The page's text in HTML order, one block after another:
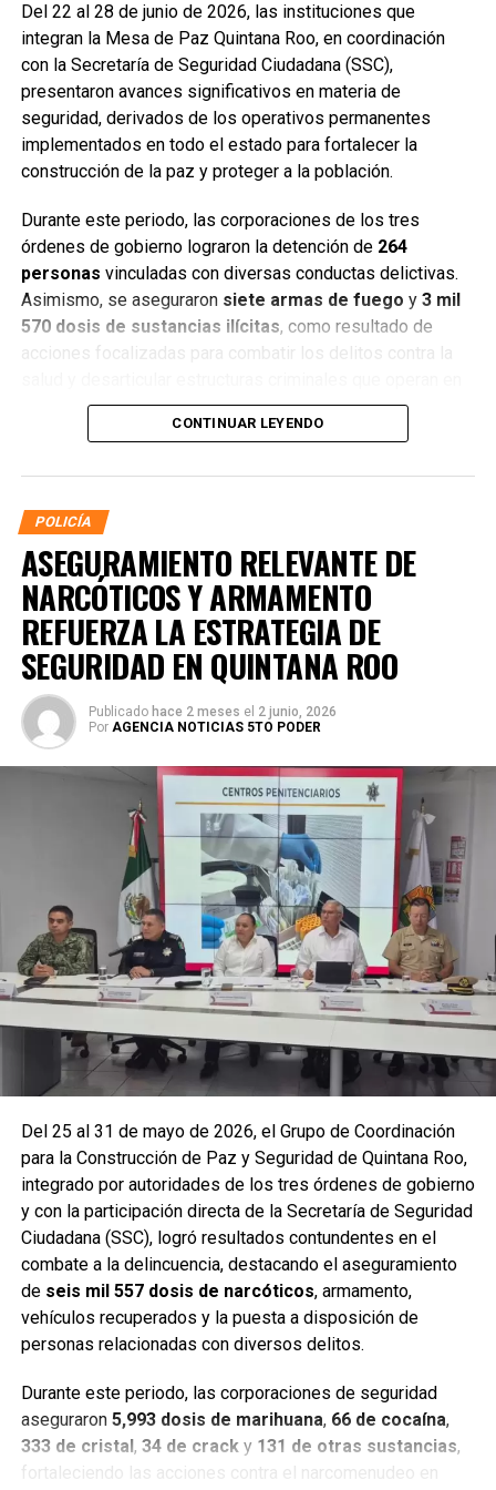
Del 22 al 28 de junio de 2026, las instituciones que
integran la Mesa de Paz Quintana Roo, en coordinación
con la Secretaría de Seguridad Ciudadana (SSC),
presentaron avances significativos en materia de
seguridad, derivados de los operativos permanentes
implementados en todo el estado para fortalecer la
construcción de la paz y proteger a la población.
Durante este periodo, las corporaciones de los tres
órdenes de gobierno lograron la detención de 264
personas vinculadas con diversas conductas delictivas.
Asimismo, se aseguraron siete armas de fuego y 3 mil
570 dosis de sustancias ilícitas, como resultado de
acciones focalizadas para combatir los delitos contra la
distintos municipios.
La coordinación tecnológica del C5 y el despliegue
operativo en campo permitieron la recuperación de105
relacionados con reportes de robo o probables
hechos delictivos. Además, se realizaron 24 mil 622
revisiones preventivasa personas y unidades
vehiculares, reforzando la vigilancia en zonas estratégicas
y puntos de alta movilidad.
Entre las acciones destacadas se encuentran detenciones
relevantes en
Benito Juárez, Lázaro Cárdenas y Tulum
narcóticos, vehículos y cumplimentaron órdenes de
aprehensión contra personas presuntamente vinculadas
con delitos de alto impacto.
CONTINUAR LEYENDO
POLICÍA
ASEGURAMIENTO RELEVANTE DE
NARCÓTICOS Y ARMAMENTO
REFUERZA LA ESTRATEGIA DE
SEGURIDAD EN QUINTANA ROO
Publicado hace 2 meses el 2 junio, 2026
Por AGENCIA NOTICIAS 5TO PODER
Del 25 al 31 de mayo de 2026, el Grupo de Coordinación
para la Construcción de Paz y Seguridad de Quintana Roo,
integrado por autoridades de los tres órdenes de gobierno
y con la participación directa de la Secretaría de Seguridad
Ciudadana (SSC), logró resultados contundentes en el
combate a la delincuencia, destacando el aseguramiento
de seis mil 557 dosis de narcóticos, armamento,
vehículos recuperados y la puesta a disposición de
personas relacionadas con diversos delitos.
Durante este periodo, las corporaciones de seguridad
aseguraron 5,993 dosis de marihuana, 66 de cocaína,
333 de cristal, 34 de cracky 131 de otras sustancias,
fortaleciendo las acciones contra el narcomenudeo en